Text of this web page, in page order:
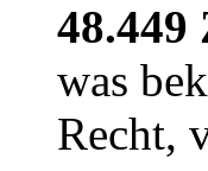
48.449
was
Recht,